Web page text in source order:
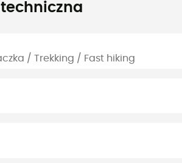
/ Trekking / Fast hiking